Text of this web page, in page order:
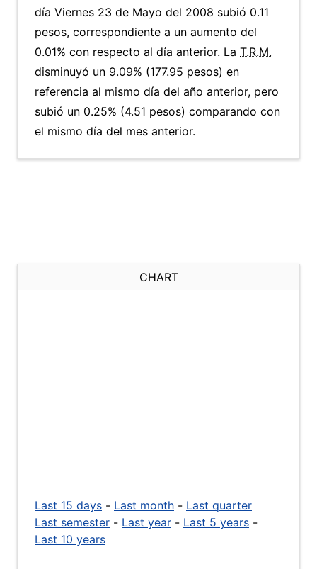
día Viernes 23 de Mayo del 2008 subió 0.11
pesos, correspondiente a un aumento del
0.01% con respecto al día anterior. La T.R.M.
disminuyó un 9.09% (177.95 pesos) en
referencia al mismo día del año anterior, pero
subió un 0.25% (4.51 pesos) comparando con
el mismo día del mes anterior.
CHART
Last 15 days - Last month - Last quarter
Last semester - Last year - Last 5 years -
Last 10 years